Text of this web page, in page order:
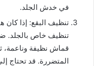
في خدش الجلد.
تنظيف البقع: إذا كان
تنظيف خاص بالجلد.
قماش نظيفة وناعمة،
المتضررة. قد تحتاج